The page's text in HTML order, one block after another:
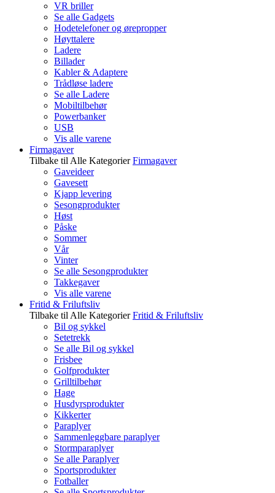
VR briller
Se alle Gadgets
Hodetelefoner og ørepropper
Høyttalere
Ladere
Billader
Kabler & Adaptere
Trådløse ladere
Se alle Ladere
Mobiltilbehør
Powerbanker
USB
Vis alle varene
Firmagaver
Tilbake til Alle Kategorier Firmagaver
Gaveideer
Gavesett
Kjapp levering
Sesongprodukter
Høst
Påske
Sommer
Vår
Vinter
Se alle Sesongprodukter
Takkegaver
Vis alle varene
Fritid & Friluftsliv
Tilbake til Alle Kategorier Fritid & Friluftsliv
Bil og sykkel
Setetrekk
Se alle Bil og sykkel
Frisbee
Golfprodukter
Grilltilbehør
Hage
Husdyrsprodukter
Kikkerter
Paraplyer
Sammenleggbare paraplyer
Stormparaplyer
Se alle Paraplyer
Sportsprodukter
Fotballer